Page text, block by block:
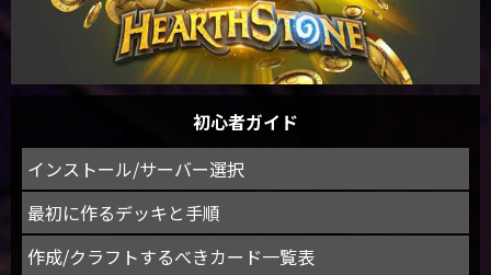
初心者ガイド
インストール/サーバー選択
最初に作るデッキと手順
作成/クラフトするべきカード一覧表